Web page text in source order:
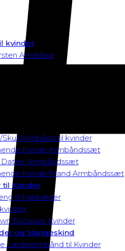
kvinder
Armbånd
med tigersten
Skull Armbånd til kvinder
Kvinde Armbåndssæt
Datter Armbåndssæt
Kvinde/Mand Armbåndssæt
Kvinder
til halskæder
Exclusive Kvinder
og Slangeskind
Læderarmbånd til Kvinder